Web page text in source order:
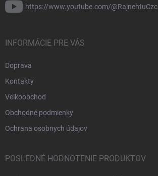
https://www.youtube.com/@RajnehtuCzc
INFORMÁCIE PRE VÁS
Doprava
Kontakty
Velkoobchod
Obchodné podmienky
Ochrana osobnych údajov
POSLEDNÉ HODNOTENIE PRODUKTOV